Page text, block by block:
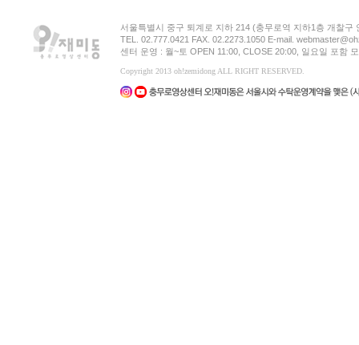
서울특별시 중구 퇴계로 지하 214 (충무로역 지하1층 개찰구
TEL. 02.777.0421 FAX. 02.2273.1050 E-mail.
센터 운영 : 월~토 OPEN 11:00, CLOSE 20:00, 일요일 포함
Copyright 2013 oh!zemidong ALL RIGHT RESERVED.